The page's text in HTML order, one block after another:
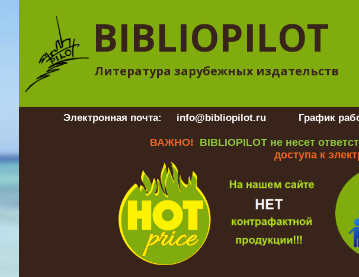
BIBLIOPILOT
Литература зарубежных издательств
Электронная почта: info@bibliopilot.ru График
ВАЖНО! BIBLIOPILOT не несет
доступа к